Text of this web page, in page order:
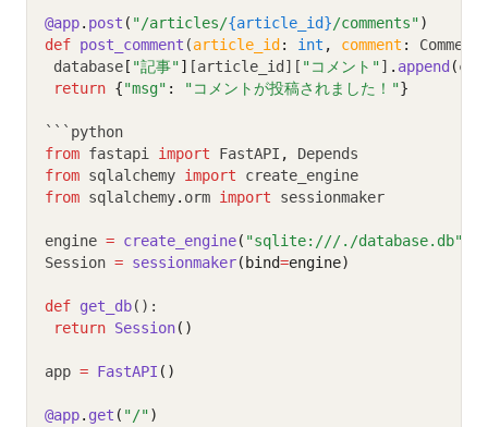
@app. post ( "/articles/{article_id}/comments")
def post_comment (article_id : int , comment : Comment
database [ "記事"] [article_id][ "コメント"] . append
return {"msg" : "コメントが投稿されました！"}
```python
from fastapi import FastAPI ,
Depends
from sqlalchemy import create_engine
from sqlalchemy. orm import sessionmaker
engine = create_engine( "sqlite:///./database.db"
Session = sessionmaker(bind=engine)
def get_db():
return Session()
app = FastAPI ()
@app. get ( "/")